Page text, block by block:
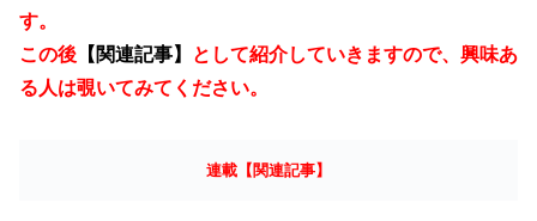
す。
この後 【関連記事】
として紹介していきますので、興味あ
る人は覗いてみてください。
連載【関連記事】